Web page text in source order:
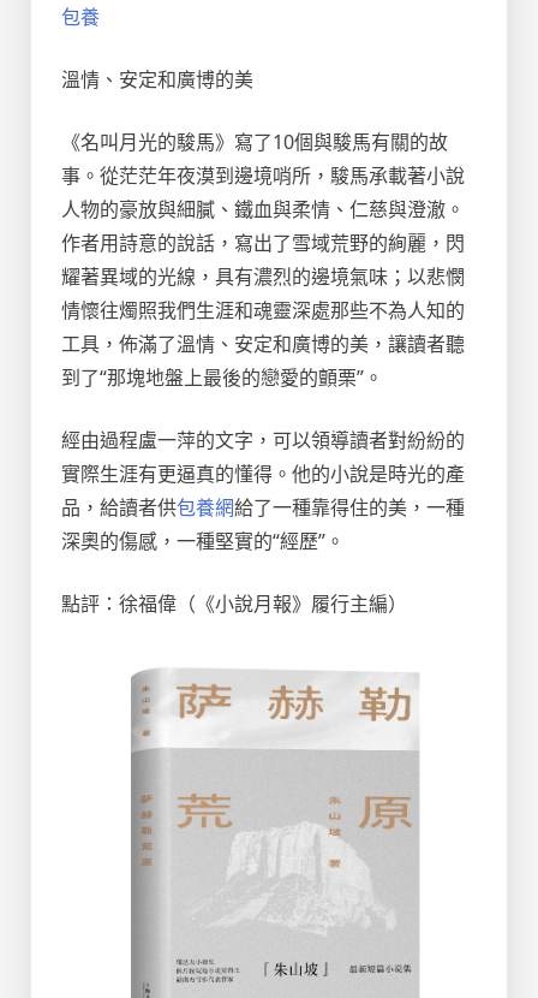
包養
溫情、安定和廣博的美
《名叫月光的駿馬》寫了10個與駿馬有關的故
事。從茫茫年夜漠到邊境哨所，駿馬承載著小說
人物的豪放與細膩、鐵血與柔情、仁慈與澄澈。
作者用詩意的說話，寫出了雪域荒野的絢麗，閃
耀著異域的光線，具有濃烈的邊境氣味；以悲憫
情懷往燭照我們生涯和魂靈深處那些不為人知的
工具，佈滿了溫情、安定和廣博的美，讓讀者聽
到了“那塊地盤上最後的戀愛的顫栗”。
經由過程盧一萍的文字，可以領導讀者對紛紛的
實際生涯有更逼真的懂得。他的小說是時光的產
品，給讀者供包養網給了一種靠得住的美，一種
深奧的傷感，一種堅實的“經歷”。
點評：徐福偉（《小說月報》履行主編）